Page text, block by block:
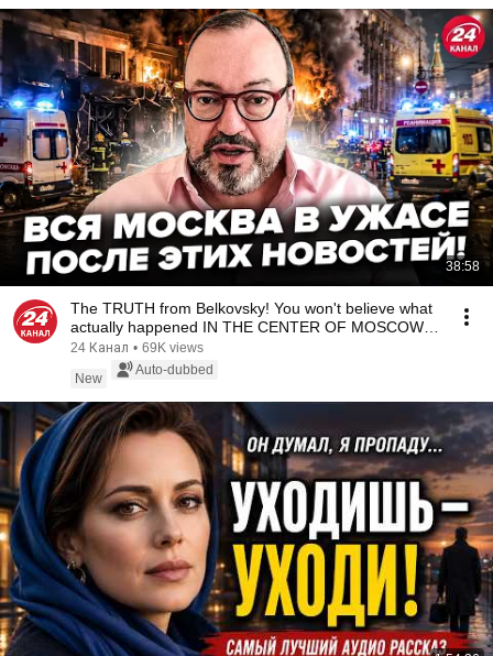
38:58
The TRUTH from Belkovsky! You won't believe what
actually happened IN THE CENTER OF MOSCOW!
@i_gr...
24 Канал • 69K views
New
Auto-dubbed